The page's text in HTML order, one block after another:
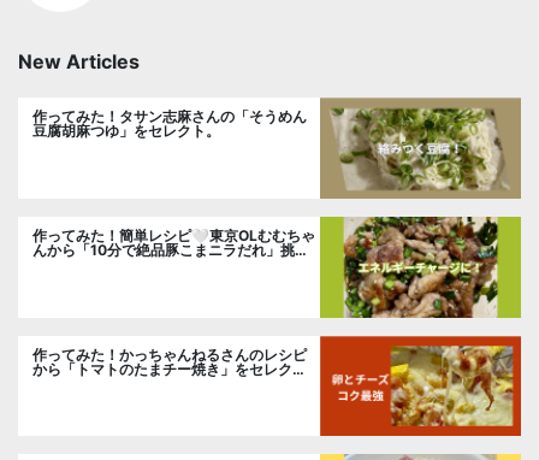
New Articles
作ってみた！タサン志麻さんの「そうめん
豆腐胡麻つゆ」をセレクト。
作ってみた！簡単レシピ🤍東京OLむむちゃ
んから「10分で絶品豚こまニラだれ」挑
作ってみた！かっちゃんねるさんのレシピ
から「トマトのたまチー焼き」をセレク
ト。